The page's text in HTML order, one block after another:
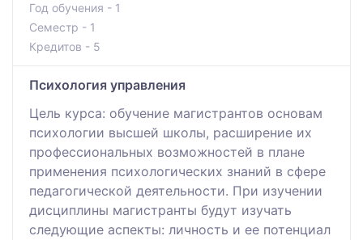
Год обучения - 1
Семестр - 1
Кредитов - 5
Психология управления
Цель курса: обучение магистрантов основам
психологии высшей школы, расширение их
профессиональных возможностей в плане
применения психологических знаний в сфере
педагогической деятельности. При изучении
дисциплины магистранты будут изучать
следующие аспекты: личность и ее потенциал